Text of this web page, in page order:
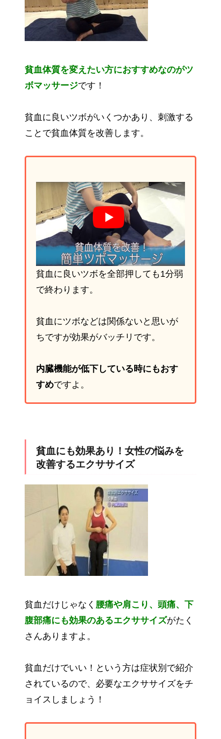
貧血体質を変えたい方におすすめなのがツ
ボマッサージです！
貧血に良いツボがいくつかあり、刺激する
ことで貧血体質を改善します。
貧血に良いツボを全部押しても1分弱
で終わります。
貧血にツボなどは関係ないと思いが
ちですが効果がバッチリです。
内臓機能が低下している時にもおす
すめですよ。
貧血にも効果あり！女性の悩みを
改善するエクササイズ
貧血だけじゃなく 腰痛や肩こり、頭痛、下
腹部痛にも効果のあるエクササイズがたく
さんありますよ。
貧血だけでいい！という方は症状別で紹介
されているので、必要なエクササイズをチ
ョイスしましょう！